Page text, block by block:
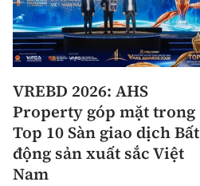
VREBD 2026: AHS
Property góp mặt trong
Top 10 Sàn giao dịch Bất
động sản xuất sắc Việt
Nam